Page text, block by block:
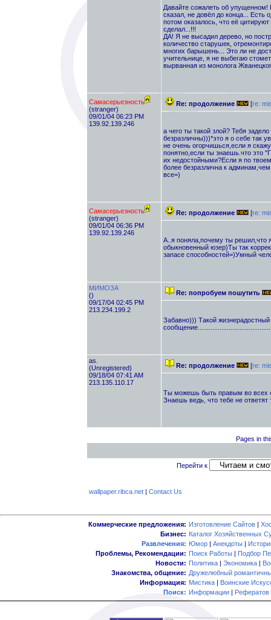
Давайте сожалеть об упущенном!
сказал, не довёл до конца... Есть
потом оказалось, что её
сделал...!!!
ДА! Я не высадил дерево, но
количество старушек,
многих барышень... Это ли не
учительнице, я не выбегаю
вырванная из монолога
Самасерьезность
(stranger)
09/01/04 06:23 PM
139.92.139.246
Re: продолжение [re:
а чего ты такой злой? Тебя
безразличны)))*это я о себе так
не очень огорчишься,если я
понятно,если ты знаешь.что это
их недостойными?Если я по
более безразлична к
все=)
Самасерьезность
(stranger)
09/01/04 06:36 PM
139.92.139.246
Re: продолжение [re:
А..я поняла,почему ты решил,что
обыкновенный юзер)Ты так
запасе способностей=)Умный
МИМОЗА
()
09/17/04 02:45 PM
213.234.199.2
Re: попробуем пошутить
Забавно))) Такой
as.
(Unregistered)
09/18/04 07:41 AM
213.135.110.17
Re: продолжение [re:
Ты можешь быть правым во всех
Знаешь ведь, что тебе не ответят
Pages in
Перейти к
wallpaper.ribca.net| Contact Us
Коммерческие предложения: Изготовление Сайтов |
Бизнес: Каталог Хозяйственных
Развлечения: Юмор | Анекдоты |
Проблемы, Рекомендации: Поиск Работы | Подбор
Новости: Политика | Экономика |
Знакомства, общение: Дружелюбный
Информация: Мистика | Воинские
Поиск: Информации | Рефератов